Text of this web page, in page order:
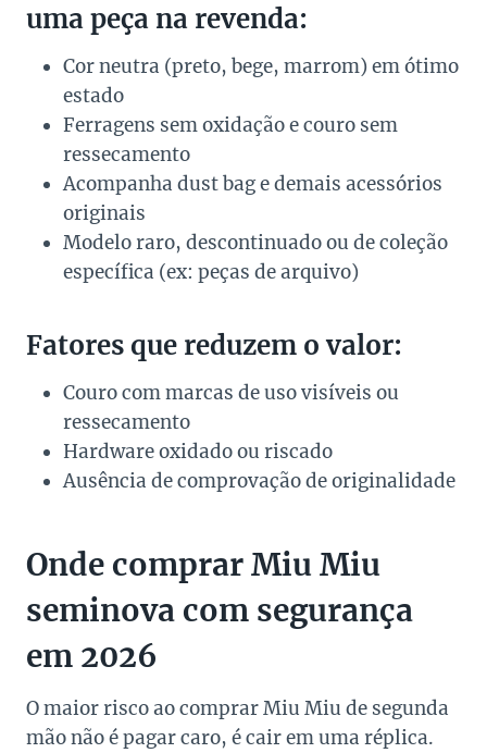
uma peça na revenda:
Cor neutra (preto, bege, marrom) em ótimo
estado
Ferragens sem oxidação e couro sem
ressecamento
Acompanha dust bag e demais acessórios
originais
Modelo raro, descontinuado ou de coleção
específica (ex: peças de arquivo)
Fatores que reduzem o valor:
Couro com marcas de uso visíveis ou
ressecamento
Hardware oxidado ou riscado
Ausência de comprovação de originalidade
Onde comprar Miu Miu
seminova com segurança
em 2026
O maior risco ao comprar Miu Miu de segunda
mão não é pagar caro, é cair em uma réplica.